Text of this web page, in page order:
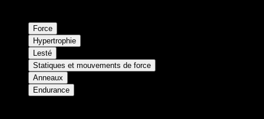
Force
Hypertrophie
Lesté
Statiques et mouvements de force
Anneaux
Endurance